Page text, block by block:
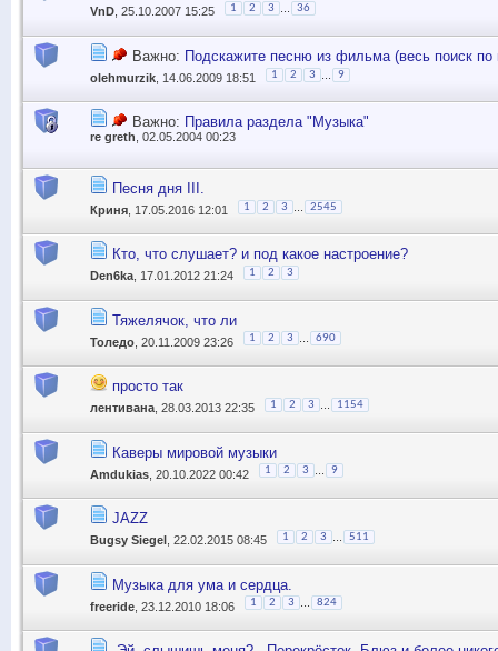
VnD , 25.10.2007 15:25 1 2 3 36
Важно: Подскажите песню из фильма (весь поиск по
olehmurzik , 14.06.2009 18:51 1 2 3 9
Важно: Правила раздела "Музыка"
re greth , 02.05.2004 00:23
Песня дня III.
Криня , 17.05.2016 12:01 1 2 3 2545
Кто, что слушает? и под какое настроение?
Den6ka , 17.01.2012 21:24 1 2 3
Тяжелячок, что ли
Толедо , 20.11.2009 23:26 1 2 3 ... 690
просто так
лентивана , 28.03.2013 22:35 1 2 3 1154
Каверы мировой музыки
Amdukias , 20.10.2022 00:42 1 2 3 9
JAZZ
Bugsy Siegel , 22.02.2015 08:45 1 2 3 511
Музыка для ума и сердца.
freeride , 23.12.2010 18:06 1 2 3 824